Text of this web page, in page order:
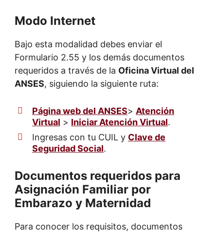
Modo Internet
Bajo esta modalidad debes enviar el
Formulario 2.55 y los demás documentos
requeridos a través de la Oficina Virtual del
ANSES, siguiendo la siguiente ruta:
Página web del ANSES> Atención
Virtual > Iniciar Atención Virtual.
Ingresas con tu CUIL y Clave de
Seguridad Social.
Documentos requeridos para
Asignación Familiar por
Embarazo y Maternidad
Para conocer los requisitos, documentos